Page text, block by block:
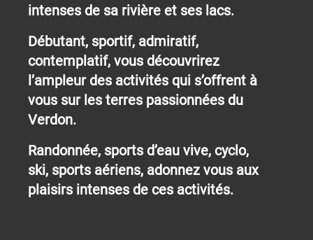
intenses de sa rivière et ses lacs.
Débutant, sportif, admiratif,
contemplatif, vous découvrirez
l’ampleur des activités qui s’offrent à
vous sur les terres passionnées du
Verdon.
Randonnée, sports d’eau vive, cyclo,
ski, sports aériens, adonnez vous aux
plaisirs intenses de ces activités.